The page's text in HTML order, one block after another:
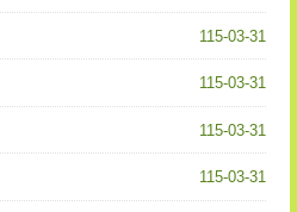
115-03-31
115-03-31
115-03-31
115-03-31